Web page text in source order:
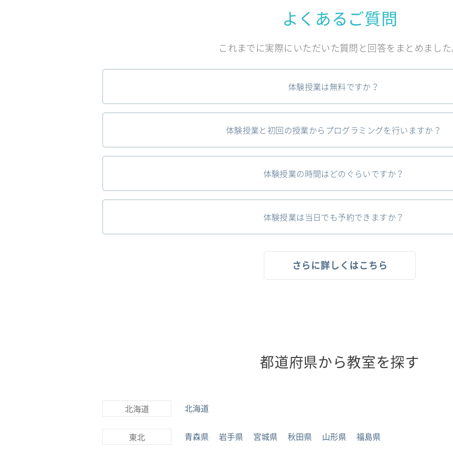
よくあるご質問
これまでに実際にいただいた質問と回答をまとめまし
体験授業は無料ですか？
体験授業と初回の授業からプログラミングを行いますか？
体験授業の時間はどのぐらいですか？
体験授業は当日でも予約できますか？
さらに詳しくはこちら
都道府県から教室を探す
北海道 北海道
東北 青森県 岩手県 宮城県 秋田県 山形県 福島県